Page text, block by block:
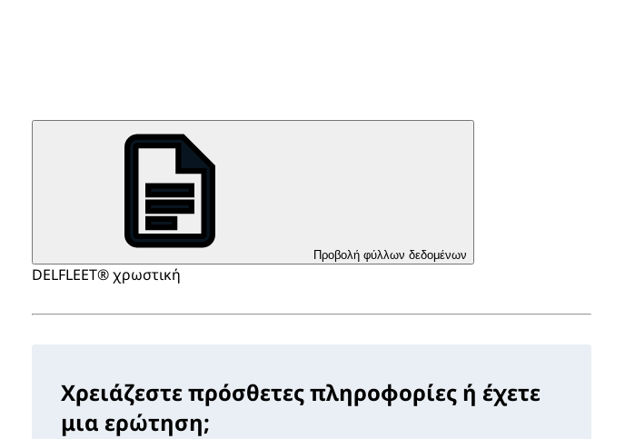
Προβολή φύλλων δεδομένων
DELFLEET® χρωστική
Χρειάζεστε πρόσθετες πληροφορίες ή έχετε
μια ερώτηση;